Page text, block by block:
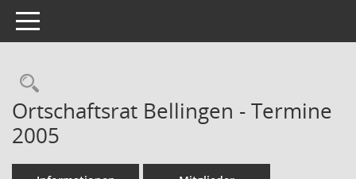
Toggle navigation
Rechercheauswahl
Ortschaftsrat Bellingen - Termine
2005